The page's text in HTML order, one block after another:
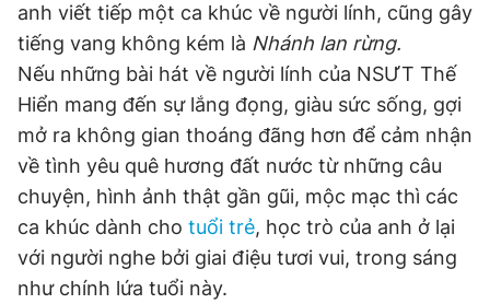
anh viết tiếp một ca khúc về người lính, cũng gây
tiếng vang không kém là Nhánh lan rừng.
Nếu những bài hát về người lính của NSƯT Thế
Hiển mang đến sự lắng đọng, giàu sức sống, gợi
mở ra không gian thoáng đãng hơn để cảm nhận
về tình yêu quê hương đất nước từ những câu
chuyện, hình ảnh thật gần gũi, mộc mạc thì các
ca khúc dành cho tuổi trẻ, học trò của anh ở lại
với người nghe bởi giai điệu tươi vui, trong sáng
như chính lứa tuổi này.